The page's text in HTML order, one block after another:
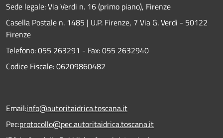
Sede legale: Via Verdi n. 16 (primo piano), Firenze
Casella Postale n. 1485 | U.P. Firenze, 7 Via G. Verdi - 50122
Firenze
Telefono:055 263291 - Fax:055 2632940
Codice Fiscale: 06209860482
Email:info@autoritaidrica.toscana.it
Pec:protocollo@pec.autoritaidrica.toscana.it